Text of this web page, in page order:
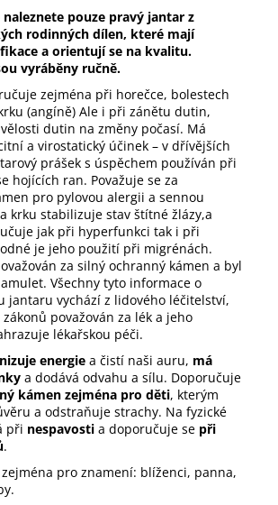
naleznete pouze pravý jantar z
rodinných dílen, které mají
a orientují se na kvalitu.
vyráběny ručně.
zejména při horečce, bolestech
(angíně) Ale i při zánětu dutin,
dutin na změny počasí. Má
a virostatický účinek – v dřívějších
prášek s úspěchem používán při
hojících ran. Považuje se za
pro pylovou alergii a sennou
krku stabilizuje stav štítné žlázy,a
jak při hyperfunkci tak i při
je jeho použití při migrénách.
za silný ochranný kámen a byl
Všechny tyto informace o
jantaru vychází z lidového léčitelství,
považován za lék a jeho
lékařskou péči.
energie a čistí naši auru, má
a dodává odvahu a sílu. Doporučuje
kámen zejména pro děti, kterým
a odstraňuje strachy. Na fyzické
při nespavosti a doporučuje se při
.
pro znamení: blíženci, panna,